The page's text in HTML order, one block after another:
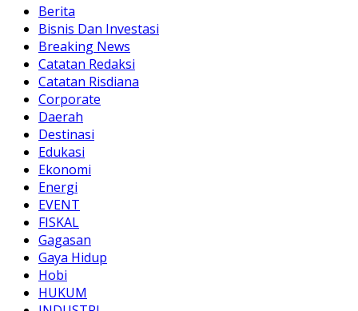
Berita
Bisnis Dan Investasi
Breaking News
Catatan Redaksi
Catatan Risdiana
Corporate
Daerah
Destinasi
Edukasi
Ekonomi
Energi
EVENT
FISKAL
Gagasan
Gaya Hidup
Hobi
HUKUM